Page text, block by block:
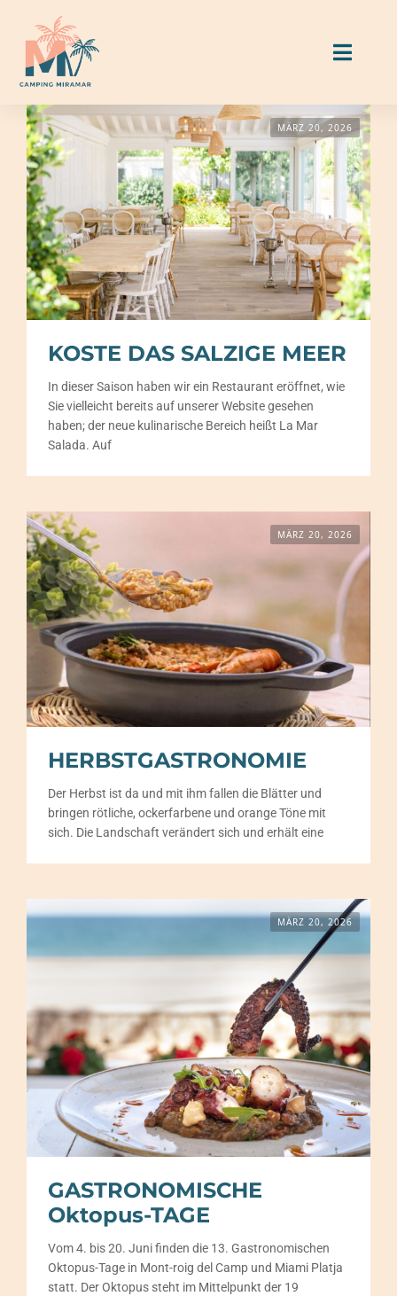
content
Toggle
Unterkünfte
Stellplätze
Essen & Trinken
Aktivitäten & Services
Miramar Guide
Events
Deutsch
MÄRZ 20, 2026
KOSTE DAS SALZIGE MEER
In dieser Saison haben wir ein Restaurant eröffnet, wie
Sie vielleicht bereits auf unserer Website gesehen
haben; der neue kulinarische Bereich heißt La Mar
Salada. Auf
MÄRZ 20, 2026
HERBSTGASTRONOMIE
Der Herbst ist da und mit ihm fallen die Blätter und
bringen rötliche, ockerfarbene und orange Töne mit
sich. Die Landschaft verändert sich und erhält eine
MÄRZ 20, 2026
GASTRONOMISCHE
Oktopus-TAGE
Vom 4. bis 20. Juni finden die 13. Gastronomischen
Oktopus-Tage in Mont-roig del Camp und Miami Platja
statt. Der Oktopus steht im Mittelpunkt der 19